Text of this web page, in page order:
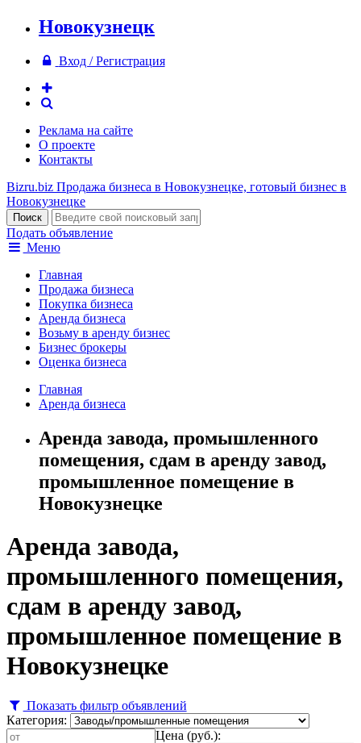
Новокузнецк
Вход / Регистрация
Реклама на сайте
О проекте
Контакты
Bizru.biz Продажа бизнеса в Новокузнецке, готовый бизнес в
Новокузнецке
Подать объявление
Меню
Главная
Продажа бизнеса
Покупка бизнеса
Аренда бизнеса
Возьму в аренду бизнес
Бизнес брокеры
Оценка бизнеса
Главная
Аренда бизнеса
Аренда завода, промышленного
помещения, сдам в аренду завод,
промышленное помещение в
Новокузнецке
Аренда завода,
промышленного помещения,
сдам в аренду завод,
промышленное помещение в
Новокузнецке
Показать фильтр объявлений
Категория:
Цена (руб.):